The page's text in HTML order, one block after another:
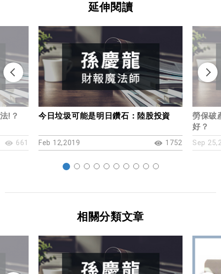
延伸閱讀
!？
661
今日垃圾可能是明日鑽石：陸股投資
Feb 12,2019 1752
勞保破
好？
Sep
相關分類文章